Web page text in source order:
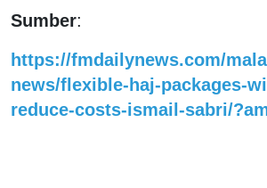
Sumber:
https://fmdailynews.com/
news/flexible-haj-packages-
reduce-costs-ismail-sabri/